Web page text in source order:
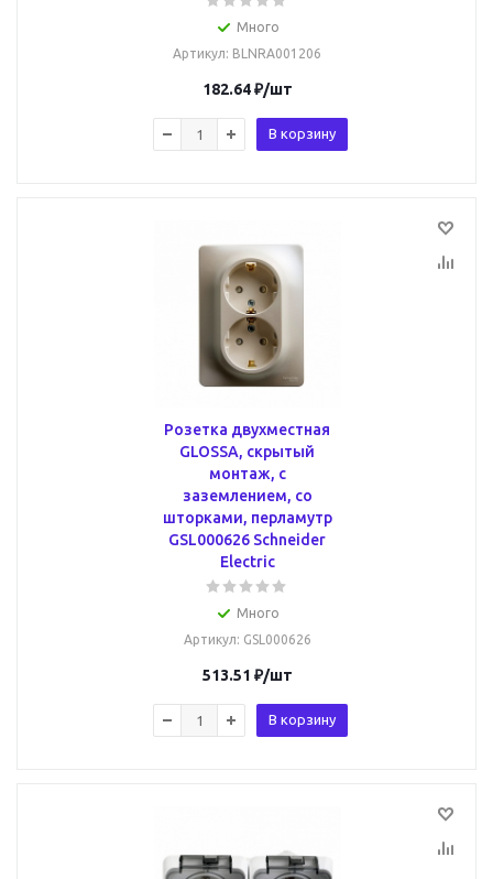
Много
Артикул: BLNRA001206
182.64₽/шт
В корзину
Розетка двухместная
GLOSSA, скрытый
монтаж, с
заземлением, со
шторками, перламутр
GSL000626 Schneider
Electric
Много
Артикул: GSL000626
513.51 ₽/шт
В корзину